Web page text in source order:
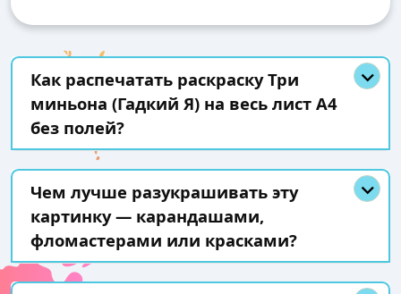
Как распечатать раскраску Три
миньона (Гадкий Я) на весь лист А4
без полей?
Чем лучше разукрашивать эту
картинку — карандашами,
фломастерами или красками?